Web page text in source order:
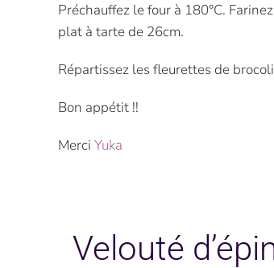
Préchauffez le four à 180°C.
plat à tarte de 26cm.
Répartissez les fleurettes de
Bon appétit !!
Merci Yuka
Velouté